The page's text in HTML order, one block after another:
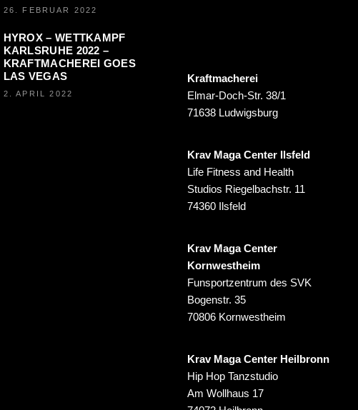
26. FEBRUAR 2022
HYROX – WETTKAMPF
KARLSRUHE 2022 –
KRAFTMACHEREI GOES
LAS VEGAS
2. APRIL 2022
Kraftmacherei
Elmar-Doch-Str. 38/1
71638 Ludwigsburg
Krav Maga Center Ilsfeld
Life Fitness and Health
Studios Riegelbachstr. 11
74360 Ilsfeld
Krav Maga Center
Kornwestheim
Funsportzentrum des SVK
Bogenstr. 35
70806 Kornwestheim
Krav Maga Center Heilbronn
Hip Hop Tanzstudio
Am Wollhaus 17